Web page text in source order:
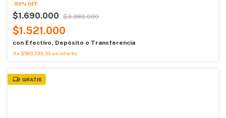
-50% OFF
$1.690.000 $3.380.000
$1.521.000
con Efectivo, Depósito o Transferencia
3x $563.333,33 sin interés
GRATIS